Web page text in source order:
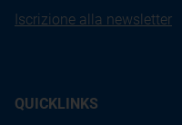
Iscrizione alla newsletter
QUICKLINKS